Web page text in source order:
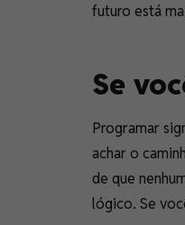
futuro está
Se
Programar
achar o
de que
lógico. Se